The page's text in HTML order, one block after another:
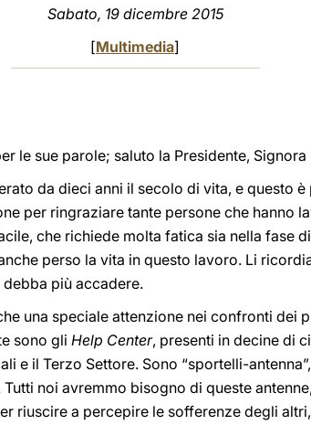
Sabato, 19 dicembre 2015
[Multimedia]
le sue parole; saluto la Presidente,
da dieci anni il secolo di vita, e questo
per ringraziare tante persone che hanno
che richiede molta fatica sia nella fase
perso la vita in questo lavoro. Li
più accadere.
una speciale attenzione nei confronti dei
sono gli Help Center, presenti in decine di
e il Terzo Settore. Sono “sportelli-
noi avremmo bisogno di queste
riuscire a percepire le sofferenze degli